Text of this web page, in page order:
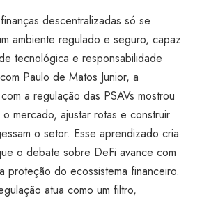
descentralizadas só se
ambiente regulado e seguro, capaz
tecnológica e responsabilidade
Paulo de Matos Junior, a
a regulação das PSAVs mostrou
mercado, ajustar rotas e construir
o setor. Esse aprendizado cria
o debate sobre DeFi avance com
proteção do ecossistema financeiro.
atua como um filtro,